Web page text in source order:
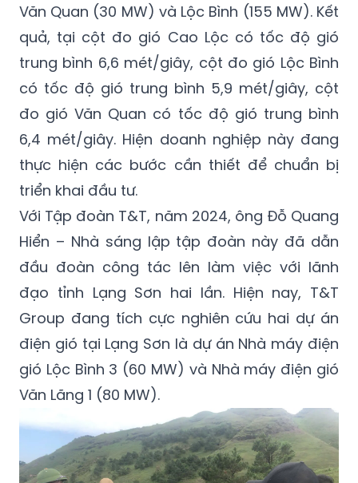
Văn Quan (30 MW) và Lộc Bình (155 MW). Kết
quả, tại cột đo gió Cao Lộc có tốc độ gió
trung bình 6,6 mét/giây, cột đo gió Lộc Bình
có tốc độ gió trung bình 5,9 mét/giây, cột
đo gió Văn Quan có tốc độ gió trung bình
6,4 mét/giây. Hiện doanh nghiệp này đang
thực hiện các bước cần thiết để chuẩn bị
triển khai đầu tư.
Với Tập đoàn T&T, năm 2024, ông Đỗ Quang
Hiển – Nhà sáng lập tập đoàn này đã dẫn
đầu đoàn công tác lên làm việc với lãnh
đạo tỉnh Lạng Sơn hai lần. Hiện nay, T&T
Group đang tích cực nghiên cứu hai dự án
điện gió tại Lạng Sơn là dự án Nhà máy điện
gió Lộc Bình 3 (60 MW) và Nhà máy điện gió
Văn Lãng 1 (80 MW).